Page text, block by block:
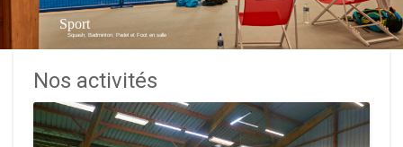
Sport
Squash, Badminton, Padel et Foot en salle
Nos activités